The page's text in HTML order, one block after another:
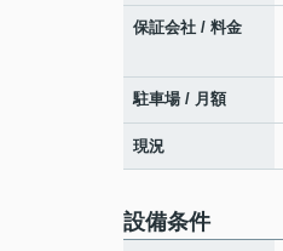
保証会社 / 料金
駐車場 / 月額
現況
設備条件